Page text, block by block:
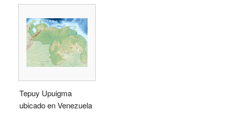
Tepuy Upuigma
ubicado en Venezuela